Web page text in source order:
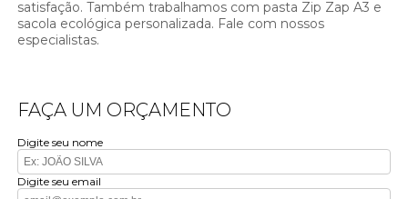
satisfação. Também trabalhamos com pasta Zip Zap A3 e
sacola ecológica personalizada. Fale com nossos
especialistas.
FAÇA UM ORÇAMENTO
Digite seu nome
Digite seu email